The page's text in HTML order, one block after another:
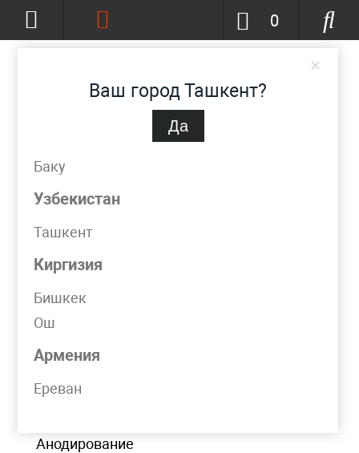
×
Ваш город Ташкент?
Да
Баку
Узбекистан
Ташкент
Киргизия
Бишкек
Ош
Армения
Ереван
0
КАТАЛОГ
МЕТАЛЛООБРАБОТКА
Анодирование